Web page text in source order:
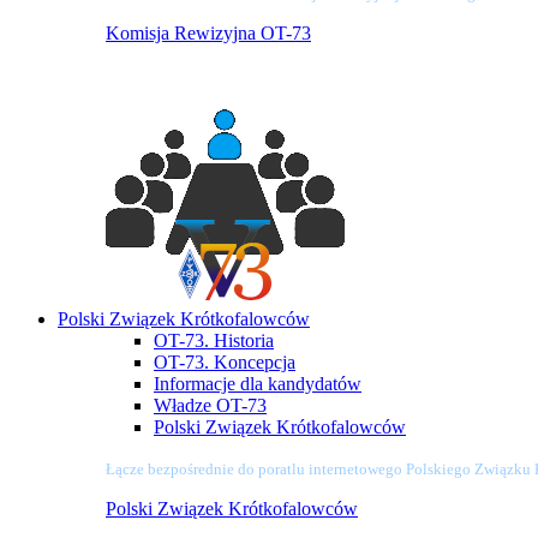
Komisja Rewizyjna OT-73
Polski Związek Krótkofalowców
OT-73. Historia
OT-73. Koncepcja
Informacje dla kandydatów
Władze OT-73
Polski Związek Krótkofalowców
Łącze bezpośrednie do poratlu internetowego Polskiego
Polski Związek Krótkofalowców